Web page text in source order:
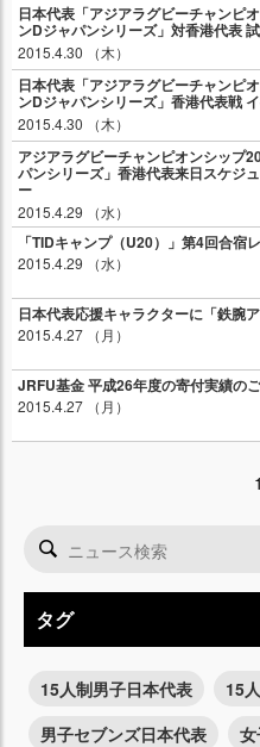
日本代表「アジアラグビーチャンピ
ンDジャパンシリーズ」対香港代表
2015.4.30 （木）
日本代表「アジアラグビーチャンピ
ンDジャパンシリーズ」香港代表戦
2015.4.30 （木）
アジアラグビーチャンピオンシップ
パンシリーズ」香港代表来日スケジ
ー
2015.4.29 （水）
「TIDキャンプ（U20）」第4回合宿
2015.4.29 （水）
日本代表応援キャラクターに「鉄腕
2015.4.27 （月）
JRFU基金 平成26年度の寄付実績の
2015.4.27 （月）
タグ
15人制男子日本代表
15
男子セブンズ日本代表